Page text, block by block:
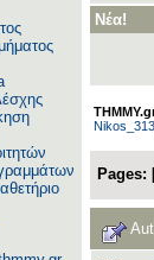
Νέα!
Nikos_313
Pages: